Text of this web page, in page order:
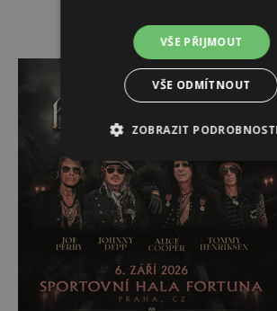
Reklama
VŠE PŘIJMOUT
VŠE ODMÍTNOUT
ZOBRAZIT